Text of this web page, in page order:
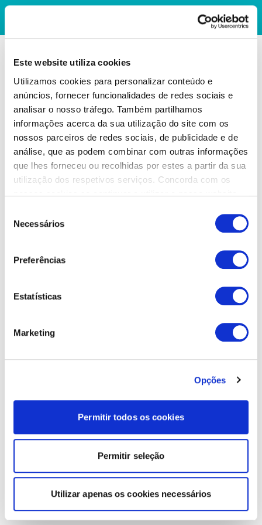
Este website utiliza cookies
Utilizamos cookies para personalizar conteúdo e
anúncios, fornecer funcionalidades de redes sociais e
analisar o nosso tráfego. Também partilhamos
informações acerca da sua utilização do site com os
nossos parceiros de redes sociais, de publicidade e de
análise, que as podem combinar com outras informações
que lhes forneceu ou recolhidas por estes a partir da sua
utilização dos respetivos serviços. Concorda com os
Necessários
Preferências
Estatísticas
Marketing
Opções
Permitir todos os cookies
Permitir seleção
Utilizar apenas os cookies necessários